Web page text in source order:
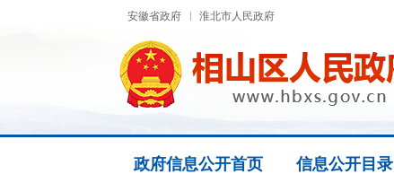
安徽省政府 淮北市人民政府
政府信息公开首页 信息公开目录